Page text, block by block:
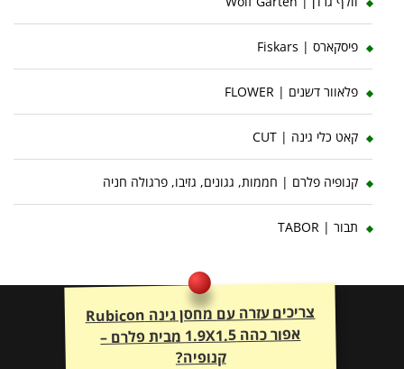
פיסקארס | Fiskars
פלאוור דשנים | FLOWER
קאט כלי גינה | CUT
קנופיה פלרם | חממות, גגונים, גזיבו, פרגולה חניה
תבור | TABOR
צריכים עזרה עם מחסן גינה Rubicon
אפור כהה 1.9X1.5 מבית פלרם –
קנופיה?